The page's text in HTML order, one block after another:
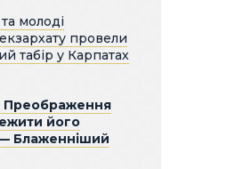
молоді
провели
табір у Карпатах
Преображення
його
Блаженніший